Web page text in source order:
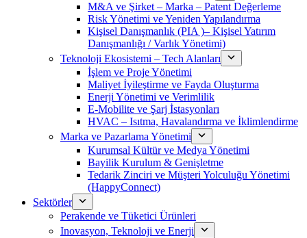
M&A ve Şirket – Marka – Patent Değerleme
Risk Yönetimi ve Yeniden Yapılandırma
Kişisel Danışmanlık (PIA )– Kişisel Yatırım
Danışmanlığı / Varlık Yönetimi)
Teknoloji Ekosistemi – Tech Alanları
İşlem ve Proje Yönetimi
Maliyet İyileştirme ve Fayda Oluşturma
Enerji Yönetimi ve Verimlilik
E-Mobilite ve Şarj İstasyonları
HVAC – Isıtma, Havalandırma ve İklimlendirme
Marka ve Pazarlama Yönetimi
Kurumsal Kültür ve Medya Yönetimi
Bayilik Kurulum & Genişletme
Tedarik Zinciri ve Müşteri Yolculuğu Yönetimi
(HappyConnect)
Sektörler
Perakende ve Tüketici Ürünleri
Inovasyon, Teknoloji ve Enerji